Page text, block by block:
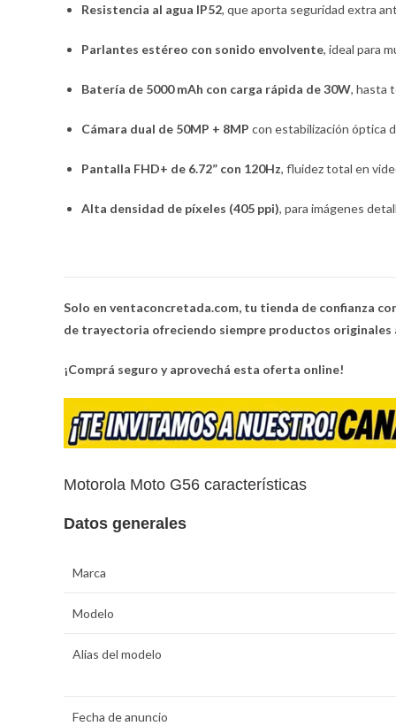
Resistencia al agua IP52, que aporta seguridad extra
Parlantes estéreo con sonido envolvente, ideal para
Batería de 5000 mAh con carga rápida de 30W, hasta
Cámara dual de 50MP + 8MP con estabilización óptica
Pantalla FHD+ de 6.72” con 120Hz, fluidez total en
Alta densidad de píxeles (405 ppi), para imágenes
Solo en ventaconcretada.com, tu tienda de confianza
de trayectoria ofreciendo siempre productos originales
¡Comprá seguro y aprovechá esta oferta online!
Motorola Moto G56 características
Datos generales
Marca
Modelo
Alias del modelo
Fecha de anuncio